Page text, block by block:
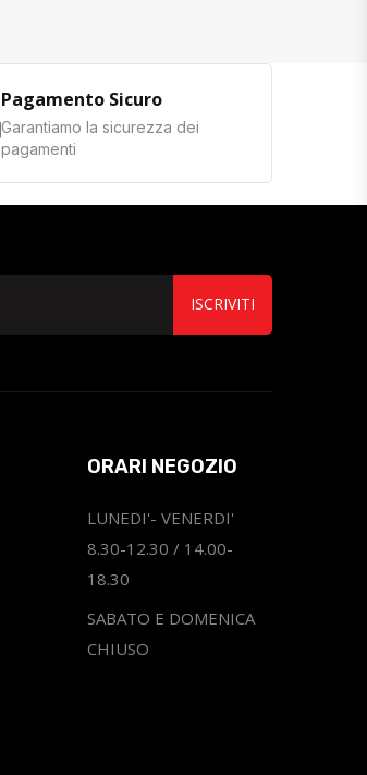
Pagamento Sicuro
Garantiamo la sicurezza dei
pagamenti
ISCRIVITI
ORARI NEGOZIO
LUNEDI'- VENERDI'
8.30-12.30 / 14.00-
18.30
SABATO E DOMENICA
CHIUSO